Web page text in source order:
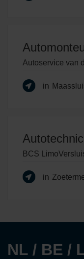
Autoservice van
in
BCS
in
NL / BE /